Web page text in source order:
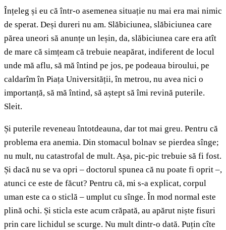
Înțeleg și eu că într-o asemenea situație nu mai era mai nimic
de sperat. Deși dureri nu am. Slăbiciunea, slăbiciunea care
părea uneori să anunțe un leșin, da, slăbiciunea care era atît
de mare că simțeam că trebuie neapărat, indiferent de locul
unde mă aflu, să mă întind pe jos, pe podeaua biroului, pe
caldarîm în Piața Universității, în metrou, nu avea nici o
importanță, să mă întind, să aștept să îmi revină puterile.
Sleit.
Și puterile reveneau întotdeauna, dar tot mai greu. Pentru că
problema era anemia. Din stomacul bolnav se pierdea sînge;
nu mult, nu catastrofal de mult. Așa, pic-pic trebuie să fi fost.
Și dacă nu se va opri – doctorul spunea că nu poate fi oprit –,
atunci ce este de făcut? Pentru că, mi s-a explicat, corpul
uman este ca o sticlă – umplut cu sînge. În mod normal este
plină ochi. Și sticla este acum crăpată, au apărut niște fisuri
prin care lichidul se scurge. Nu mult dintr-o dată. Puțin cîte